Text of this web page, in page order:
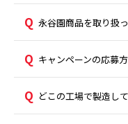
永谷園商品を取り扱
キャンペーンの応募
どこの工場で製造し